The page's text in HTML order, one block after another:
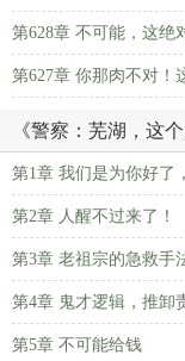
第628章 不可能，这绝
第627章 你那肉不对！
《警察：芜湖，这
第1章 我们是为你好了
第2章 人醒不过来了！
第3章 老祖宗的急救手
第4章 鬼才逻辑，推卸
第5章 不可能给钱